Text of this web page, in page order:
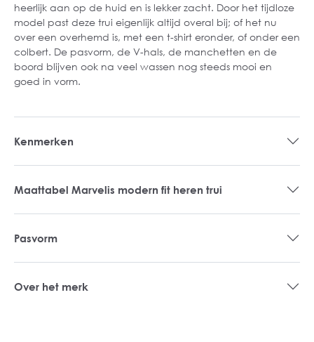
heerlijk aan op de huid en is lekker zacht. Door het tijdloze
model past deze trui eigenlijk altijd overal bij; of het nu
over een overhemd is, met een t-shirt eronder, of onder een
colbert. De pasvorm, de V-hals, de manchetten en de
boord blijven ook na veel wassen nog steeds mooi en
goed in vorm.
Kenmerken
Maattabel Marvelis modern fit heren trui
Pasvorm
Over het merk